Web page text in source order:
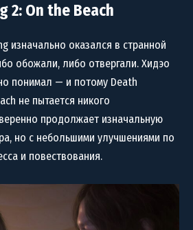
2: On the Beach
изначально оказался в странной
обожали, либо отвергали. Хидэо
понимал — и потому Death
не пытается никого
продолжает изначальную
но с небольшими улучшениями по
и повествования.